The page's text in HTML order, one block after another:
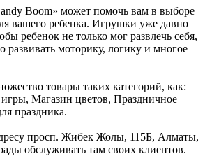
Boom» может помочь вам в выборе
вашего ребенка. Игрушки уже давно
ребенок не только мог развлечь себя,
развивать моторику, логику и многое
товары таких категорий, как:
Магазин цветов, Праздничное
праздника.
просп. Жибек Жолы, 115Б, Алматы,
обслуживать там своих клиентов.